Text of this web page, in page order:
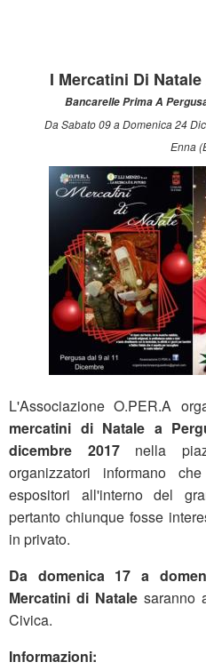
I Mercatini Di
Bancarelle Prima A
Da Sabato 09 a Domenica 24
Enna
L'Associazione O.PER.A
mercatini di Natale a
dicembre 2017 nella
organizzatori informano
espositori all'interno del
pertanto chiunque fosse
in privato.
Da domenica 17 a
Mercatini di Natale saranno
Civica.
Informazioni: